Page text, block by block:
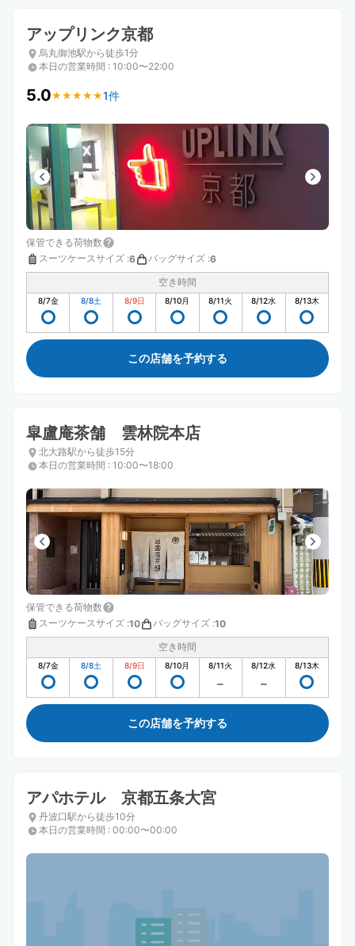
アップリンク京都
烏丸御池駅から徒歩1分
本日の営業時間 : 10:00〜22:00
5.0★ ★ ★ ★ ★
★ ★ ★ ★ ★1件
保管できる荷物数
スーツケースサイズ :6 バッグサイズ :6
空き時間
8/7金 8/8土 8/9日 8/10月 8/11火 8/12水 8/13木
この店舗を予約する
皐盧庵茶舗 雲林院本店
北大路駅から徒歩15分
本日の営業時間 : 10:00〜18:00
保管できる荷物数
スーツケースサイズ :10 バッグサイズ :10
空き時間
8/7金 8/8土 8/9日 8/10月 8/11火 8/12水 8/13木
この店舗を予約する
アパホテル 京都五条大宮
丹波口駅から徒歩10分
本日の営業時間 : 00:00〜00:00